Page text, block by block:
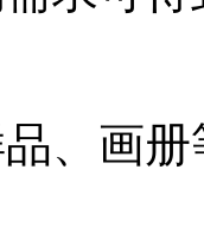
、画